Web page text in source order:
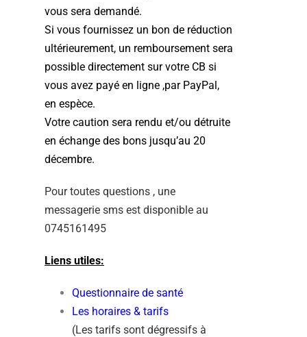
vous sera demandé.
Si vous fournissez un bon de réduction
ultérieurement, un remboursement sera
possible directement sur votre CB si
vous avez payé en ligne ,par PayPal,
en espèce.
Votre caution sera rendu et/ou détruite
en échange des bons jusqu’au 20
décembre.
Pour toutes questions , une
messagerie sms est disponible au
0745161495
Liens utiles:
Questionnaire de santé
Les horaires & tarifs
(Les tarifs sont dégressifs à